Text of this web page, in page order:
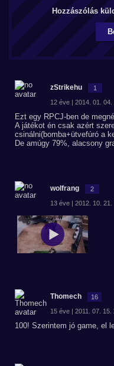
Hozzászólás
zStrikehu 1
12 éve | 2014. 01. 04.
Ezt egy RPCJ-ben de
A játékot én csak azért
csinálni(bomba+ütvefúró a
De amúgy 79%, alacsony
wolfrang 2
13 éve | 2012. 10. 21.
Thomech 16
15 éve | 2011. 07. 15.
100! Szerintem jó game, el